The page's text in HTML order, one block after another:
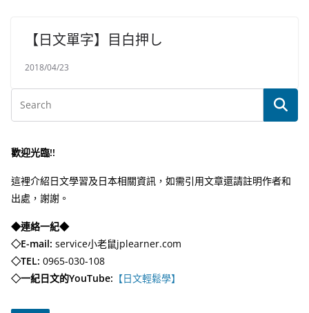
【日文單字】目白押し
2018/04/23
歡迎光臨!!
這裡介紹日文學習及日本相關資訊，如需引用文章還請註明作者和
出處，謝謝。
◆連絡一紀◆
◇E-mail: service小老鼠jplearner.com
◇TEL: 0965-030-108
◇一紀日文的YouTube: 【日文輕鬆學】